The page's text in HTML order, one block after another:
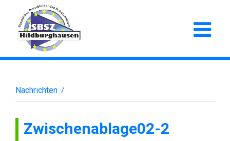
Nachrichten /
Zwischenablage02-2